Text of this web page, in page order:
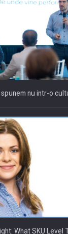
nu intr-o
What SKU Level